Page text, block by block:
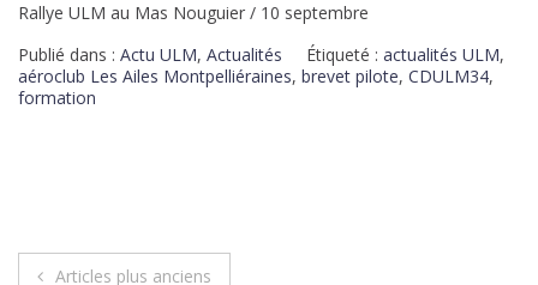
Rallye ULM au Mas Nouguier / 10 septembre
Publié dans : Actu ULM, Actualités Étiqueté : actualités ULM,
aéroclub Les Ailes Montpelliéraines, brevet pilote, CDULM34,
formation
Articles plus anciens